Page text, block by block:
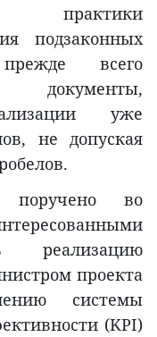
практики
подзаконных
всего
документы,
уже
не допуская
поручено во
реализацию
проекта
системы
(KPI)